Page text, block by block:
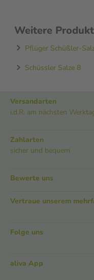
Weitere
Pflüger Schüßler-
Schüssler Salze 8
Versandarten
i.d.R. am nächsten
Zahlarten
sicher und bequem
Bewerte uns
Vertraue unserem
Folge uns
aliva App